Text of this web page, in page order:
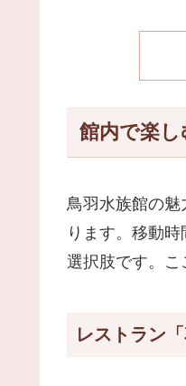
館内で楽
鳥羽水族館の魅
ります。移動
選択肢です。
レストラン